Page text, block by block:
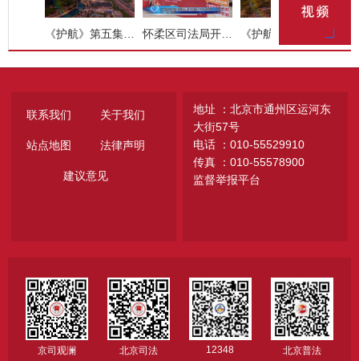
《护航》第五集 服务高水平对外... 怀柔区司法局开展民法典主题打... 《护航》第四集 健全公共服务体...
联系我们 关于我们
站点地图 法律声明
建议意见
地址 ：北京市通州区运河东
大街57号
电话 ：010-55529910
传真 ：010-55578900
监督举报平台
京司观澜 北京司法 12348 北京普法